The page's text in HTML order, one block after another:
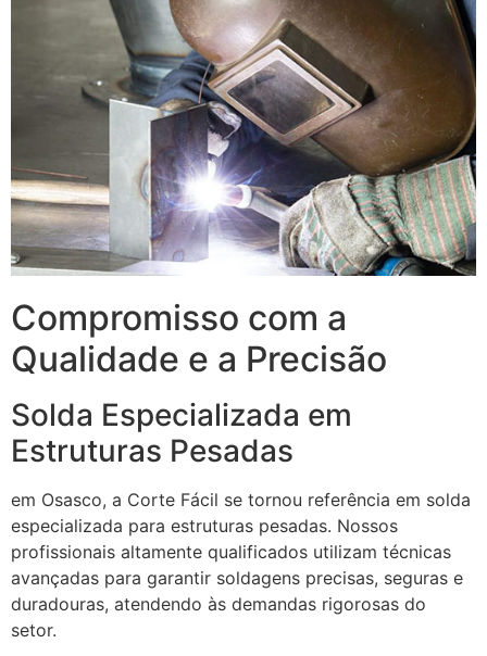
Compromisso com a
Qualidade e a Precisão
Solda Especializada em
Estruturas Pesadas
em Osasco, a Corte Fácil se tornou referência em solda
especializada para estruturas pesadas. Nossos
profissionais altamente qualificados utilizam técnicas
avançadas para garantir soldagens precisas, seguras e
duradouras, atendendo às demandas rigorosas do
setor.